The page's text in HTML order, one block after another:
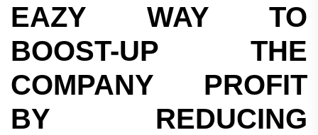
EAZY WAY TO
BOOST-UP THE
COMPANY PROFIT
BY REDUCING